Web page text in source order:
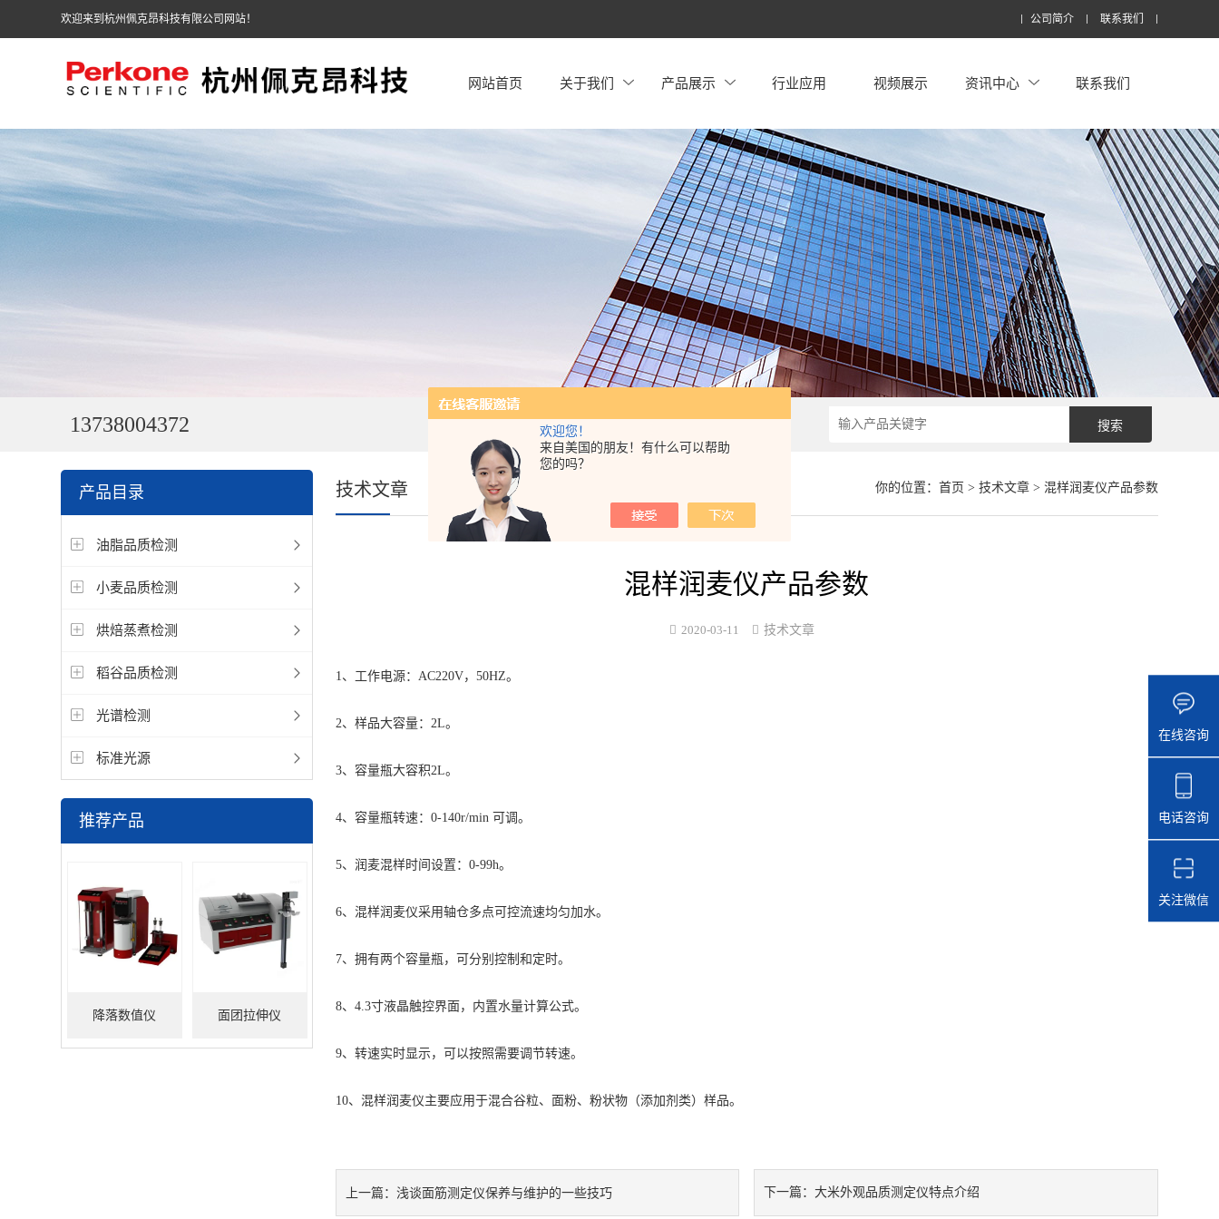
欢迎您！
来自美国的朋友！有什么可以帮助
您的吗？
欢迎来到杭州佩克昂科技有限公司网站！ 公司简介 联系我们
网站首页 关于我们 产品展示 行业应用 视频展示 资讯中心 联系我们
13738004372
产品目录
油脂品质检测
小麦品质检测
烘焙蒸煮检测
稻谷品质检测
光谱检测
标准光源
推荐产品
降落数值仪 面团拉伸仪
你的位置： 首页 > 技术文章> 混样润麦仪产品参数
技术文章
混样润麦仪产品参数
2020-03-11 技术文章
1、工作电源：AC220V，50HZ。
2、样品大容量：2L。
3、容量瓶大容积2L。
4、容量瓶转速：0-140r/min 可调。
5、润麦混样时间设置：0-99h。
6、 混样润麦仪采用轴仓多点可控流速均匀加水。
7、拥有两个容量瓶，可分别控制和定时。
8、4.3寸液晶触控界面，内置水量计算公式。
9、转速实时显示，可以按照需要调节转速。
10、 混样润麦仪主要应用于混合谷粒、面粉、粉状物（添加剂类）样品。
上一篇： 浅谈面筋测定仪保养与维护的一些技巧 下一篇：大米外观品质测定仪特点介绍
在线咨询
电话咨询
关注微信